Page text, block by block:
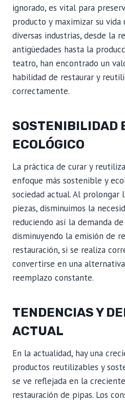
ignorado, es vital para
producto y maximizar su vida
diversas industrias, desde la
antigüedades hasta la
teatro, han encontrado un
habilidad de restaurar y
correctamente.
SOSTENIBILIDAD
ECOLÓGICO
La práctica de curar y
enfoque más sostenible y
sociedad actual. Al prolongar
piezas, disminuimos la
reduciendo así la demanda
disminuyendo la emisión de
restauración, si se realiza
convertirse en una
reemplazo constante.
TENDENCIAS Y
ACTUAL
En la actualidad, hay una
productos reutilizables y
se ve reflejada en la
restauración de pipas. Los